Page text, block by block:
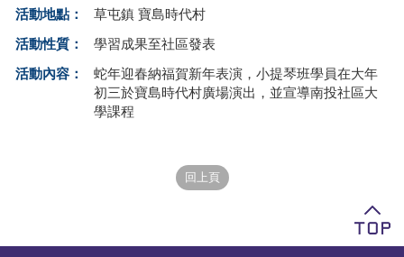
友站連結
活動地點：
草屯鎮 寶島時代村
活動性質：
學習成果至社區發表
活動內容：
蛇年迎春納福賀新年表演，小提琴班學員在大年
初三於寶島時代村廣場演出，並宣導南投社區大
學課程